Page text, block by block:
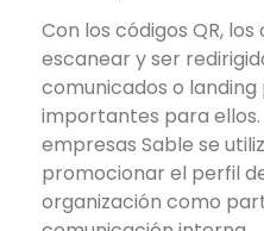
Con los códigos QR,
escanear y ser
comunicados o
importantes para ellos.
empresas Sable se
promocionar el perfil
organización como